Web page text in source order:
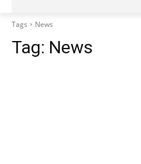
Tags News
Tag: News